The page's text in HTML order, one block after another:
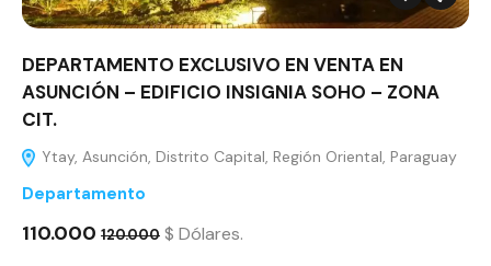
DEPARTAMENTO EXCLUSIVO EN VENTA EN
ASUNCIÓN – EDIFICIO INSIGNIA SOHO – ZONA
CIT.
Ytay, Asunción, Distrito Capital, Región Oriental, Paraguay
Departamento
110.000 120.000 $ Dólares.